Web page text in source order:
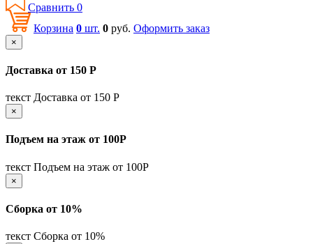
Сравнить 0
Корзина 0 шт. 0 руб. Оформить заказ
×
Доставка от 150 Р
текст Доставка от 150 Р
×
Подъем на этаж от 100Р
текст Подъем на этаж от 100Р
×
Сборка от 10%
текст Сборка от 10%